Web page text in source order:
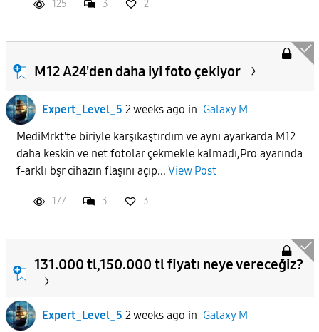
125 3 2
M12 A24'den daha iyi foto çekiyor
Expert_Level_5 2 weeks ago in Galaxy M
MediMrkt'te biriyle karşıkaştırdım ve aynı ayarkarda M12
daha keskin ve net fotolar çekmekle kalmadı,Pro ayarında
f-arklı bşr cihazın flaşını açıp... View Post
177 3 3
131.000 tl,150.000 tl fiyatı neye vereceğiz?
Expert_Level_5 2 weeks ago in Galaxy M